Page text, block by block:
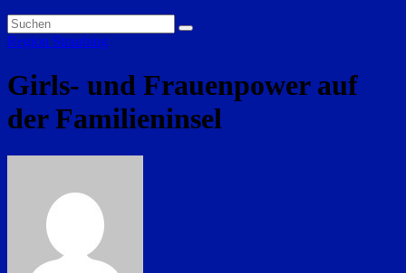
Region Straubing
Girls- und Frauenpower auf
der Familieninsel